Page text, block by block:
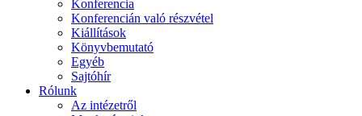
Konferencia
Konferencián való részvétel
Kiállítások
Könyvbemutató
Egyéb
Sajtóhír
Rólunk
Az intézetről